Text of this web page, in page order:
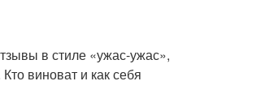
в стиле «ужас-ужас»,
виноват и как себя